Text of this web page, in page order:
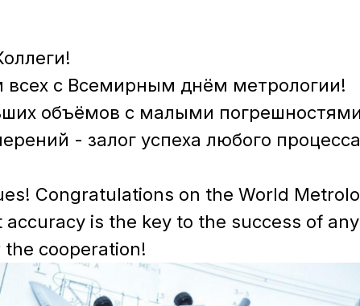
всех с Всемирным днём метрологии!
объёмов с малыми
- залог успеха любого
Congratulations on the World
accuracy is the key to the success of
the cooperation!